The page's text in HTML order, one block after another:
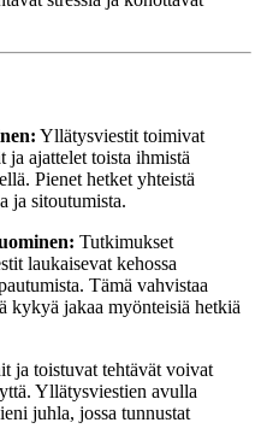
Yllätysviestit toimivat
ja ajattelet toista ihmistä
Pienet hetket yhteistä
ja sitoutumista.
Tutkimukset
laukaisevat kehossa
Tämä vahvistaa
kykyä jakaa myönteisiä hetkiä
ja toistuvat tehtävät voivat
Yllätysviestien avulla
juhla, jossa tunnustat